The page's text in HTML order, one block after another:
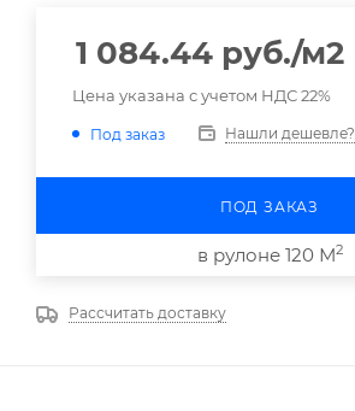
1 084.44 руб./м2
Цена указана с учетом НДС 22%
Под заказ Нашли дешевле?
ПОД ЗАКАЗ
в рулоне 120 М2
Рассчитать доставку